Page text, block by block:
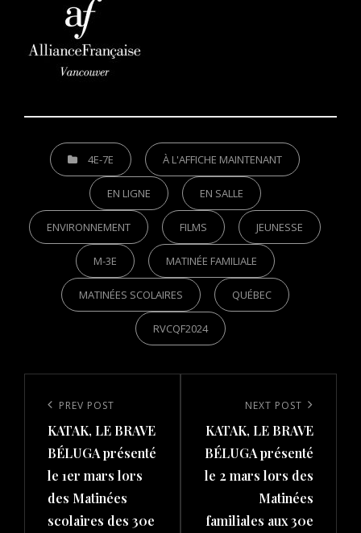
CATEGORIES
4E-7E À L'AFFICHE MAINTENANT
EN LIGNE EN SALLE
ENVIRONNEMENT FILMS JEUNESSE
M-3E MATINÉE FAMILIALE
MATINÉES SCOLAIRES QUÉBEC
RVCQF2024
navigation
Previous
Post
PREV POST
KATAK, LE BRAVE
BÉLUGA présenté
le 1er mars lors
des Matinées
scolaires des 30e
Post
NEXT POST
KATAK, LE BRAVE
BÉLUGA présenté
le 2 mars lors des
Matinées
familiales aux 30e